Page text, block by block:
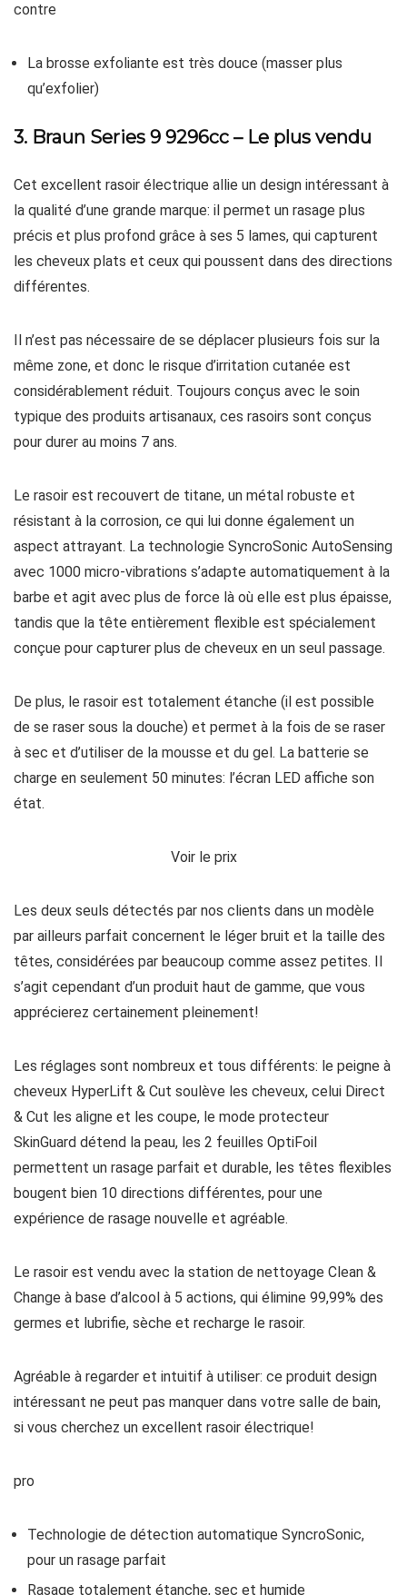
contre
La brosse exfoliante est très douce (masser plus
qu’exfolier)
3. Braun Series 9 9296cc – Le plus vendu
Cet excellent rasoir électrique allie un design intéressant à
la qualité d’une grande marque: il permet un rasage plus
précis et plus profond grâce à ses 5 lames, qui capturent
les cheveux plats et ceux qui poussent dans des directions
différentes.
Il n’est pas nécessaire de se déplacer plusieurs fois sur la
même zone, et donc le risque d’irritation cutanée est
considérablement réduit. Toujours conçus avec le soin
typique des produits artisanaux, ces rasoirs sont conçus
pour durer au moins 7 ans.
Le rasoir est recouvert de titane, un métal robuste et
résistant à la corrosion, ce qui lui donne également un
aspect attrayant. La technologie SyncroSonic AutoSensing
avec 1000 micro-vibrations s’adapte automatiquement à la
barbe et agit avec plus de force là où elle est plus épaisse,
tandis que la tête entièrement flexible est spécialement
conçue pour capturer plus de cheveux en un seul passage.
De plus, le rasoir est totalement étanche (il est possible
de se raser sous la douche) et permet à la fois de se raser
à sec et d’utiliser de la mousse et du gel. La batterie se
charge en seulement 50 minutes: l’écran LED affiche son
état.
Voir le prix
Les deux seuls détectés par nos clients dans un modèle
par ailleurs parfait concernent le léger bruit et la taille des
têtes, considérées par beaucoup comme assez petites. Il
s’agit cependant d’un produit haut de gamme, que vous
apprécierez certainement pleinement!
Les réglages sont nombreux et tous différents: le peigne à
cheveux HyperLift & Cut soulève les cheveux, celui Direct
& Cut les aligne et les coupe, le mode protecteur
SkinGuard détend la peau, les 2 feuilles OptiFoil
permettent un rasage parfait et durable, les têtes flexibles
bougent bien 10 directions différentes, pour une
expérience de rasage nouvelle et agréable.
Le rasoir est vendu avec la station de nettoyage Clean &
Change à base d’alcool à 5 ​​actions, qui élimine 99,99% des
germes et lubrifie, sèche et recharge le rasoir.
Agréable à regarder et intuitif à utiliser: ce produit design
intéressant ne peut pas manquer dans votre salle de bain,
si vous cherchez un excellent rasoir électrique!
pro
Technologie de détection automatique SyncroSonic,
pour un rasage parfait
Rasage totalement étanche, sec et humide